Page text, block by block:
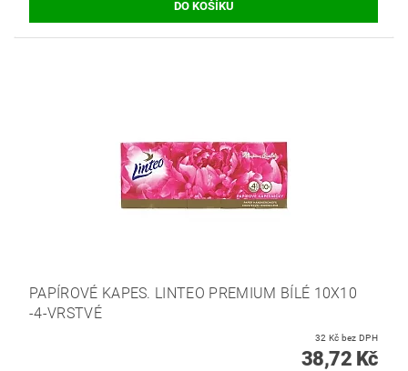
PAPÍROVÉ KAPES. LINTEO PREMIUM BÍLÉ 10X10
-4-VRSTVÉ
32 Kč bez DPH
38,72 Kč